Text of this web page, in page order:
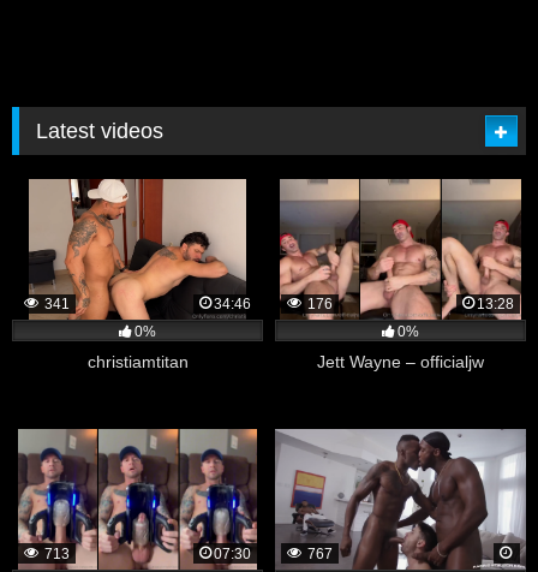
Latest videos
341
34:46
0%
christiamtitan
176
13:28
0%
Jett Wayne – officialjw
713
07:30
767